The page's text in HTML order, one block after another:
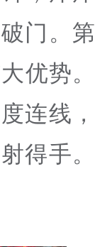
门。第
优势。
连线，
得手。